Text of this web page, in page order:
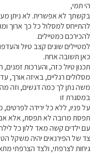
הי תמי,
בקשתך לא אפשרית. לא ניתן
להתייחס למסלול כל כך ארוך
להכירכם כמטיילים.
למטיילים שונים קצב טיול
כאן תשובה אחת.
תכנון טיול כזה, והערכות
מסלולים רגליים, באיזה אורך,
משה נתן לך כמה דגשים, וזה
במסגרת זו
על פניו, ללא כל ירידה
תפסת מרובה לא תפסת, אלא אם
עם ילדים קשה מאד ללון כל
צד של הפירנאים יהיה משקל
גיחות לצרפתי, ולצד הצרפתי